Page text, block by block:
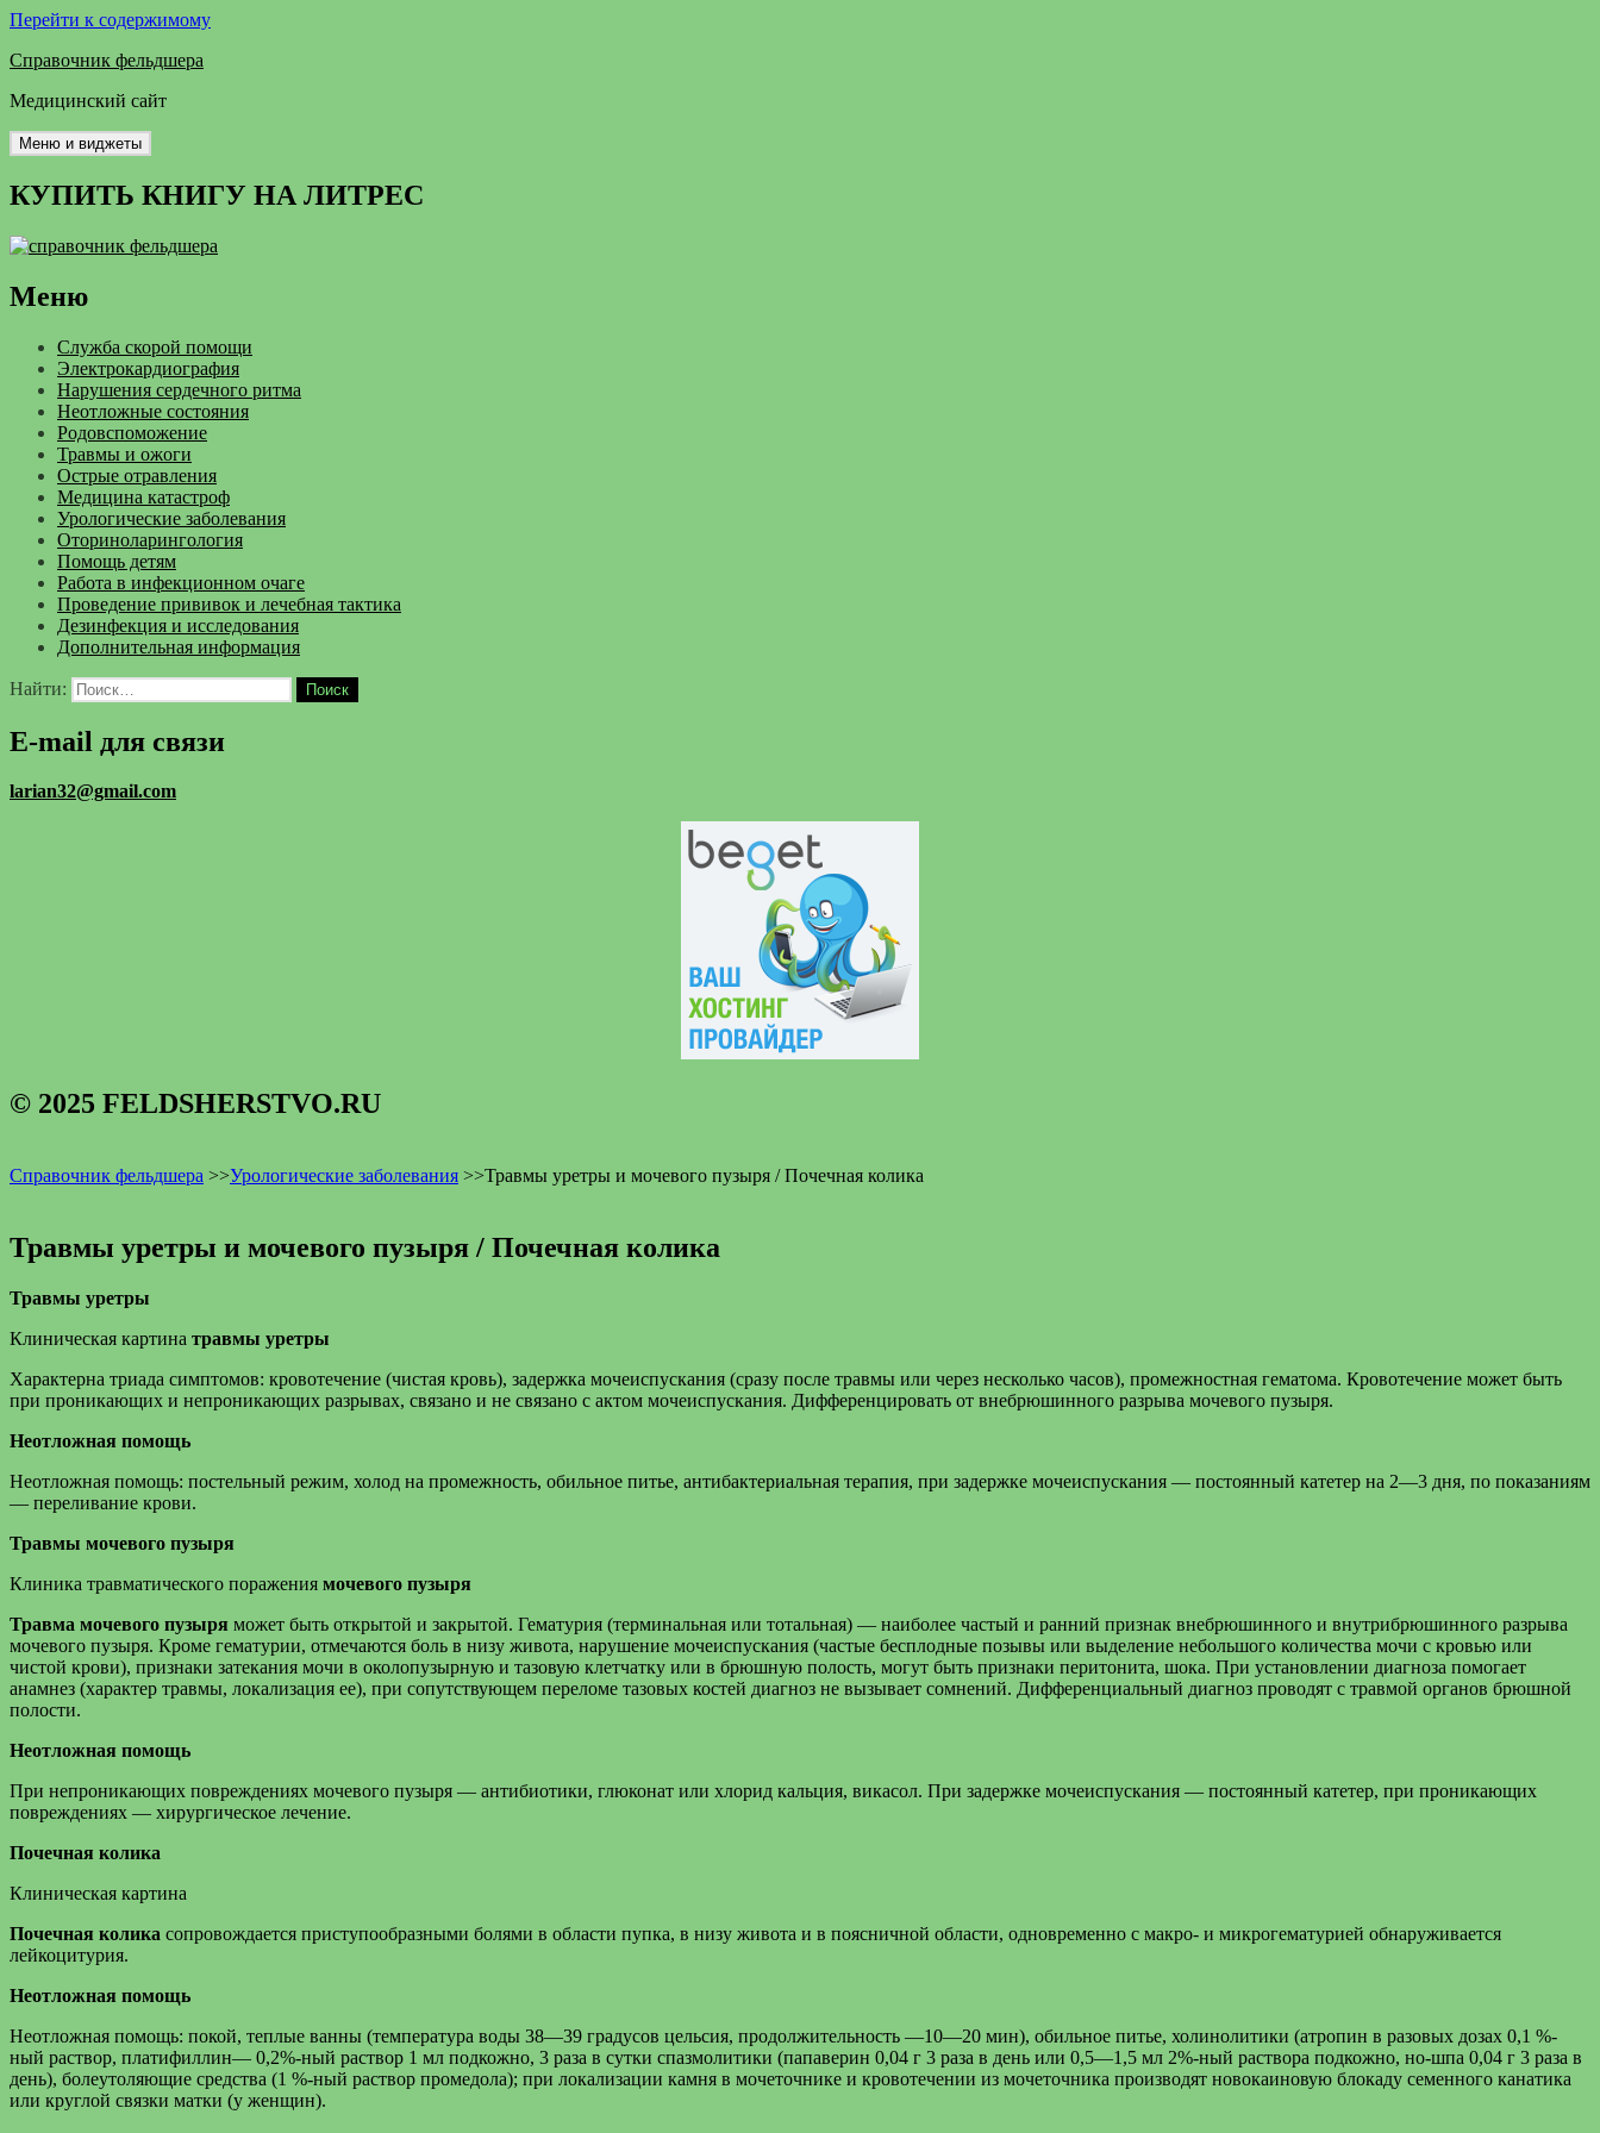
Перейти к содержимому
Справочник фельдшера
Медицинский сайт
Меню и виджеты
КУПИТЬ КНИГУ НА ЛИТРЕС
Меню
Служба скорой помощи
Электрокардиография
Нарушения сердечного ритма
Неотложные состояния
Родовспоможение
Травмы и ожоги
Острые отравления
Медицина катастроф
Урологические заболевания
Оториноларингология
Помощь детям
Работа в инфекционном очаге
Проведение прививок и лечебная тактика
Дезинфекция и исследования
Дополнительная информация
Найти:
E-mail для связи
larian32@gmail.com
© 2025 FELDSHERSTVO.RU
Справочник фельдшера >>Урологические заболевания >>Травмы уретры и мочевого пузыря / Почечная колика
Травмы уретры и мочевого пузыря / Почечная колика
Травмы уретры
Клиническая картина травмы уретры
Характерна триада симптомов: кровотечение (чистая кровь), задержка мочеиспускания (сразу после травмы или через несколько часов), промежностная гематома. Кровотечение может быть
при проникающих и непроникающих разрывах, связано и не связано с актом мочеиспускания. Дифференцировать от внебрюшинного разрыва мочевого пузыря.
Неотложная помощь
Неотложная помощь: постельный режим, холод на промежность, обильное питье, антибактериальная терапия, при задержке мочеиспускания — постоянный катетер на 2—3 дня, по показаниям
— переливание крови.
Травмы мочевого пузыря
Клиника травматического поражения мочевого пузыря
Травма мочевого пузыря может быть открытой и закрытой. Гематурия (терминальная или тотальная) — наиболее частый и ранний признак внебрюшинного и внутрибрюшинного разрыва
мочевого пузыря. Кроме гематурии, отмечаются боль в низу живота, нарушение мочеиспускания (частые бесплодные позывы или выделение небольшого количества мочи с кровью или
чистой крови), признаки затекания мочи в околопузырную и тазовую клетчатку или в брюшную полость, могут быть признаки перитонита, шока. При установлении диагноза помогает
анамнез (характер травмы, локализация ее), при сопутствующем переломе тазовых костей диагноз не вызывает сомнений. Дифференциальный диагноз проводят с травмой органов брюшной
полости.
Неотложная помощь
При непроникающих повреждениях мочевого пузыря — антибиотики, глюконат или хлорид кальция, викасол. При задержке мочеиспускания — постоянный катетер, при проникающих
повреждениях — хирургическое лечение.
Почечная колика
Клиническая картина
Почечная колика сопровождается приступообразными болями в области пупка, в низу живота и в поясничной области, одновременно с макро- и микрогематурией обнаруживается
лейкоцитурия.
Неотложная помощь
Неотложная помощь: покой, теплые ванны (температура воды 38—39 градусов цельсия, продолжительность —10—20 мин), обильное питье, холинолитики (атропин в разовых дозах 0,1 %-
ный раствор, платифиллин— 0,2%-ный раствор 1 мл подкожно, 3 раза в сутки спазмолитики (папаверин 0,04 г 3 раза в день или 0,5—1,5 мл 2%-ный раствора подкожно, но-шпа 0,04 г 3 раза в
день), болеутоляющие средства (1 %-ный раствор промедола); при локализации камня в мочеточнике и кровотечении из мочеточника производят новокаиновую блокаду семенного канатика
или круглой связки матки (у женщин).